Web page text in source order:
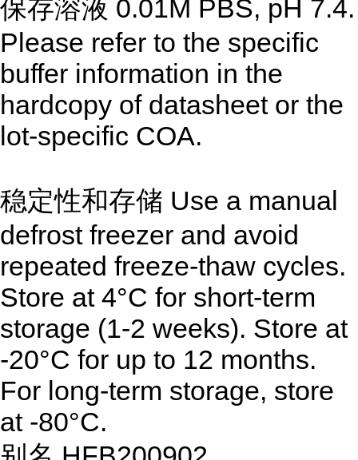
保存溶液 0.01M PBS, pH 7.4.
Please refer to the specific
buffer information in the
hardcopy of datasheet or the
lot-specific COA.
稳定性和存储 Use a manual
defrost freezer and avoid
repeated freeze-thaw cycles.
Store at 4°C for short-term
storage (1-2 weeks). Store at
-20°C for up to 12 months.
For long-term storage, store
at -80°C.